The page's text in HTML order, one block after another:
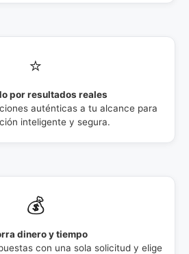
⭐
por resultados reales
auténticas a tu alcance para
inteligente y segura.
💰
dinero y tiempo
con una sola solicitud y elige